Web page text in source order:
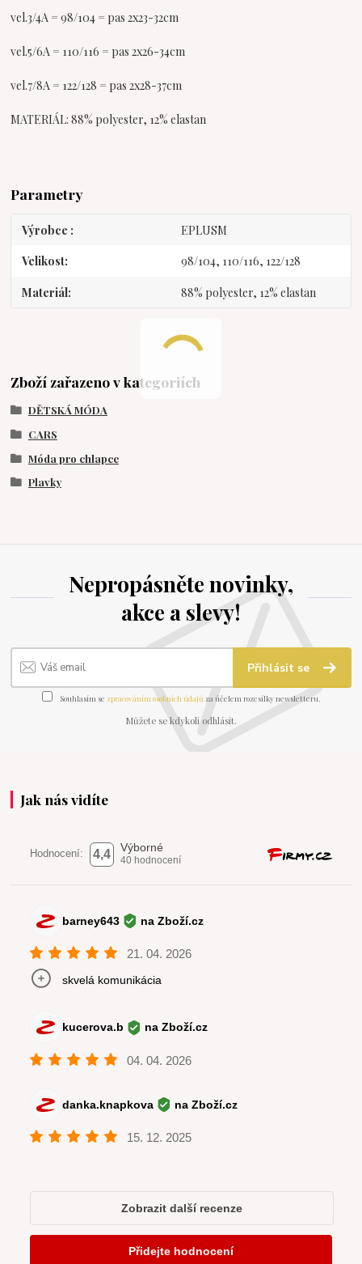
vel.3/4A = 98/104 = pas 2x23-32cm
vel.5/6A = 110/116 = pas 2x26-34cm
vel.7/8A = 122/128 = pas 2x28-37cm
MATERIÁL: 88% polyester, 12% elastan
Parametry
Výrobce EPLUSM
Velikost 98/104, 110/116, 122/128
Materiál 88% polyester, 12% elastan
Zboží zařazeno v kategoriích
DĚTSKÁ MÓDA
CARS
Móda pro chlapce
Plavky
Nepropásněte novinky,
akce a slevy!
Přihlásit se
Souhlasím se zpracováním osobních údajů za účelem rozesílky newsletteru.
Můžete se kdykoli odhlásit.
Jak nás vidíte